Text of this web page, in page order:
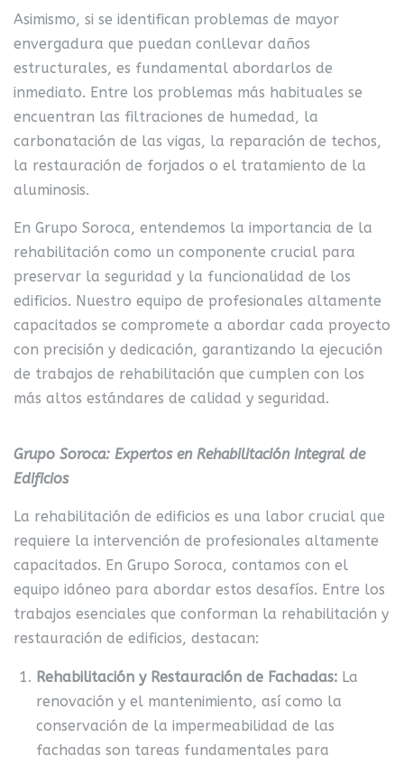
Asimismo, si se identifican problemas de mayor
envergadura que puedan conllevar daños
estructurales, es fundamental abordarlos de
inmediato. Entre los problemas más habituales se
encuentran las filtraciones de humedad, la
carbonatación de las vigas, la reparación de techos,
la restauración de forjados o el tratamiento de la
aluminosis.
En Grupo Soroca, entendemos la importancia de la
rehabilitación como un componente crucial para
preservar la seguridad y la funcionalidad de los
edificios. Nuestro equipo de profesionales altamente
capacitados se compromete a abordar cada proyecto
con precisión y dedicación, garantizando la ejecución
de trabajos de rehabilitación que cumplen con los
más altos estándares de calidad y seguridad.
Grupo Soroca: Expertos en Rehabilitación Integral de
Edificios
La rehabilitación de edificios es una labor crucial que
requiere la intervención de profesionales altamente
capacitados. En Grupo Soroca, contamos con el
equipo idóneo para abordar estos desafíos. Entre los
trabajos esenciales que conforman la rehabilitación y
restauración de edificios, destacan:
Rehabilitación y Restauración de Fachadas: La
renovación y el mantenimiento, así como la
conservación de la impermeabilidad de las
fachadas son tareas fundamentales para